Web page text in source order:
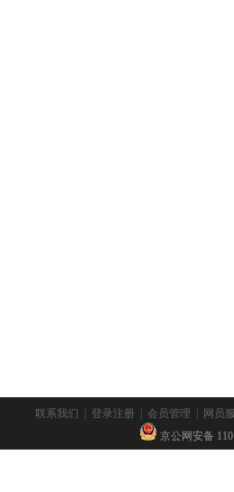
联系我们 登录注册 会员管理
网员
京公网安备